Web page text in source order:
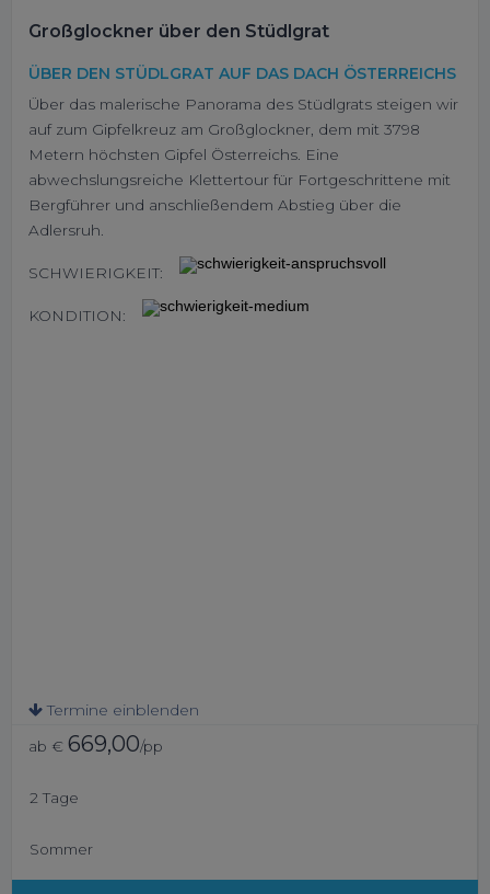
Großglockner über den Stüdlgrat
ÜBER DEN STÜDLGRAT AUF DAS DACH ÖSTERREICHS
Über das malerische Panorama des Stüdlgrats steigen wir
auf zum Gipfelkreuz am Großglockner, dem mit 3798
Metern höchsten Gipfel Österreichs. Eine
abwechslungsreiche Klettertour für Fortgeschrittene mit
Bergführer und anschließendem Abstieg über die
Adlersruh.
SCHWIERIGKEIT:
KONDITION:
Termine einblenden
ab € 669,00/pp
2 Tage
Sommer